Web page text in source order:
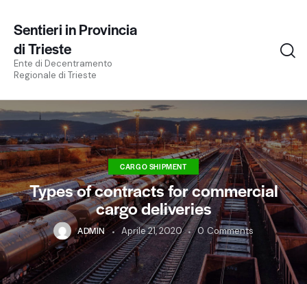
Sentieri in Provincia
di Trieste
Ente di Decentramento
Regionale di Trieste
CARGO SHIPMENT
Types of contracts for commercial
cargo deliveries
ADMIN Aprile 21, 2020 0 Comments